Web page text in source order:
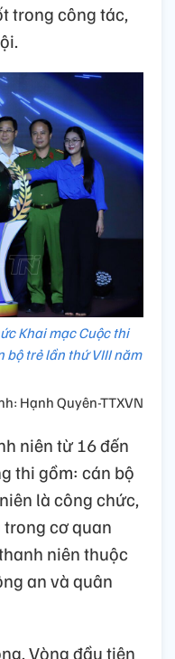
trong công tác,
Khai mạc Cuộc thi
bộ trẻ lần thứ VIII năm
Hạnh Quyên-TTXVN
niên từ 16 đến
thi gồm: cán bộ
là công chức,
cơ quan
niên thuộc
an và quân
Vòng đầu tiên